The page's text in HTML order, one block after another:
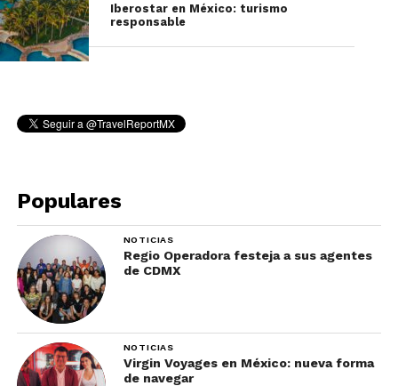
Iberostar en México: turismo
responsable
Populares
NOTICIAS
Regio Operadora festeja a sus agentes
de CDMX
NOTICIAS
Virgin Voyages en México: nueva forma
de navegar